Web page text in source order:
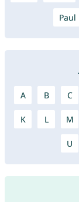
Paul
A B C
K L M
U